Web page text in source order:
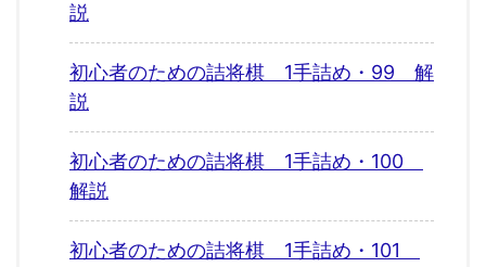
説
初心者のための詰将棋 1手詰め・99 解
説
初心者のための詰将棋 1手詰め・100
解説
初心者のための詰将棋 1手詰め・101